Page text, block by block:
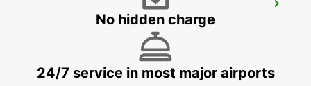
BITBURG - GERMANYNo hidden charge
24/7 service in most major airports